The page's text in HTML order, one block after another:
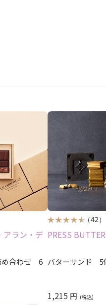
アラン・デ
め合わせ 6
（42）
PRESS
バターサンド 5
1,215 円